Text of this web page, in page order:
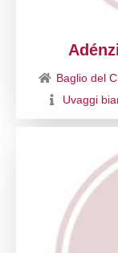
Baglio del
Uvaggi